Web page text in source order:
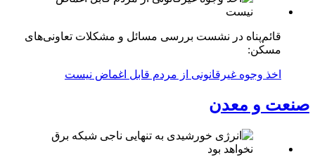
قائم‌پناه در نشست بررسی مسائل و مشکلات تعاونی‌های
مسکن:
اخذ وجوه غیرقانونی از مردم قابل اغماض نیست
صنعت و معدن